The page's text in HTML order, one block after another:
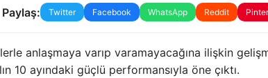
Paylaş: Twitter Facebook WhatsApp Reddit
anlaşmaya varıp varamayacağına ilişkin
10 ayındaki güçlü performansıyla öne çıktı.